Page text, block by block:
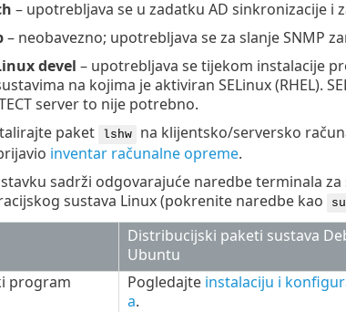
– upotrebljava se u zadatku AD sinkronizacije i
– neobavezno; upotrebljava se za slanje SNMP
devel – upotrebljava se tijekom instalacije
na kojima je aktiviran SELinux (RHEL).
server to nije potrebno.
paket lshw
na klijentsko/serversko
inventar računalne opreme.
sadrži odgovarajuće naredbe terminala
sustava Linux (pokrenite naredbe kao
Distribucijski paketi sustava
Ubuntu
program
Pogledajte instalaciju i
a.